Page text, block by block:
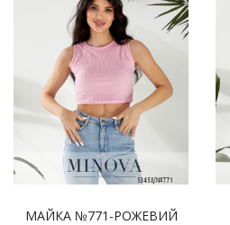
МАЙКА №771-РОЖЕВИЙ